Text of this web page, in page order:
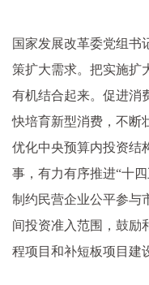
国家发展改革委党组书
策扩大需求。把实施扩
有机结合起来。促进消
快培育新型消费，不断
优化中央预算内投资结
事，有力有序推进“十
制约民营企业公平参与
间投资准入范围，鼓励
程项目和补短板项目建